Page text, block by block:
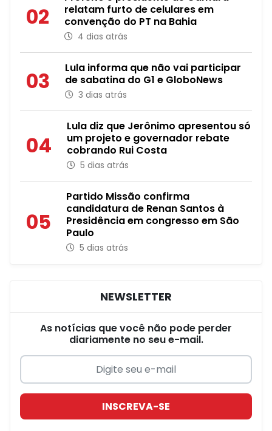
02
relatam furto de celulares em
convenção do PT na Bahia
4 dias atrás
03
Lula informa que não vai participar
de sabatina do G1 e GloboNews
3 dias atrás
04
Lula diz que Jerônimo apresentou só
um projeto e governador rebate
cobrando Rui Costa
5 dias atrás
05
Partido Missão confirma
candidatura de Renan Santos à
Presidência em congresso em São
Paulo
5 dias atrás
NEWSLETTER
As notícias que você não pode perder
diariamente no seu e-mail.
INSCREVA-SE